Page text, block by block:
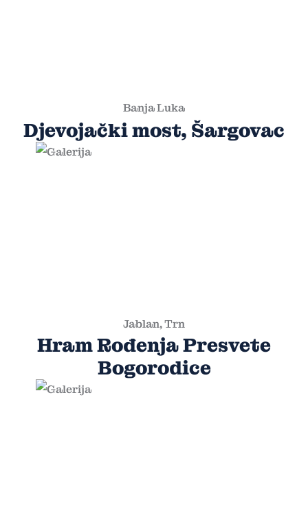
Banja Luka
Djevojački most, Šargovac
Jablan, Trn
Hram Rođenja Presvete
Bogorodice